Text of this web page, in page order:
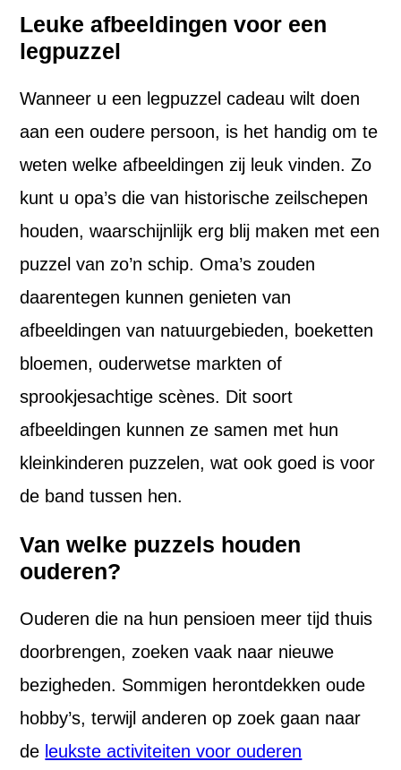
Leuke afbeeldingen voor een
legpuzzel
Wanneer u een legpuzzel cadeau wilt doen
aan een oudere persoon, is het handig om te
weten welke afbeeldingen zij leuk vinden. Zo
kunt u opa’s die van historische zeilschepen
houden, waarschijnlijk erg blij maken met een
puzzel van zo’n schip. Oma’s zouden
daarentegen kunnen genieten van
afbeeldingen van natuurgebieden, boeketten
bloemen, ouderwetse markten of
sprookjesachtige scènes. Dit soort
afbeeldingen kunnen ze samen met hun
kleinkinderen puzzelen, wat ook goed is voor
de band tussen hen.
Van welke puzzels houden
ouderen?
Ouderen die na hun pensioen meer tijd thuis
doorbrengen, zoeken vaak naar nieuwe
bezigheden. Sommigen herontdekken oude
hobby’s, terwijl anderen op zoek gaan naar
de leukste activiteiten voor ouderen